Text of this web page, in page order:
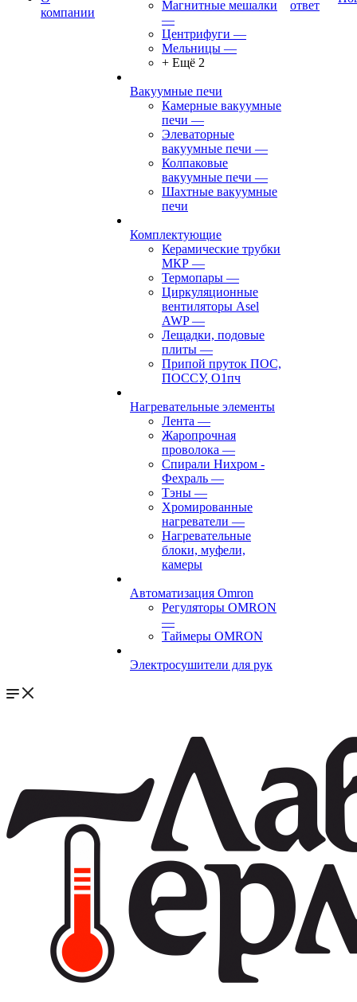
компании
Магнитные мешалки
—
Центрифуги —
Мельницы —
+ Ещё 2
Вакуумные печи
Камерные вакуумные
печи —
Элеваторные
вакуумные печи —
Колпаковые
вакуумные печи —
Шахтные вакуумные
печи
Комплектующие
Керамические трубки
МКР —
Термопары —
Циркуляционные
вентиляторы Asel
AWP—
Лещадки, подовые
плиты —
Припой пруток ПОС,
ПОССУ, О1пч
Нагревательные элементы
Лента —
Жаропрочная
проволока —
Спирали Нихром -
Фехраль —
Тэны —
Хромированные
нагреватели —
Нагревательные
блоки, муфели,
камеры
Автоматизация Omron
Регуляторы OMRON
—
Таймеры OMRON
Электросушители для рук
ответ